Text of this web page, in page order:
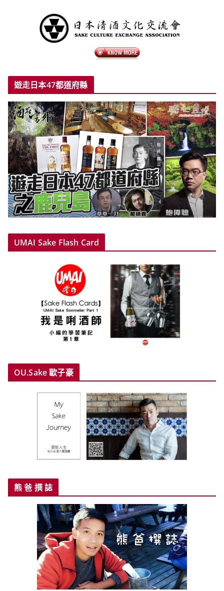
遊走日本47都道府縣
UMAI Sake Flash Card
OU.Sake 歐子豪
熊 爸 撰 誌